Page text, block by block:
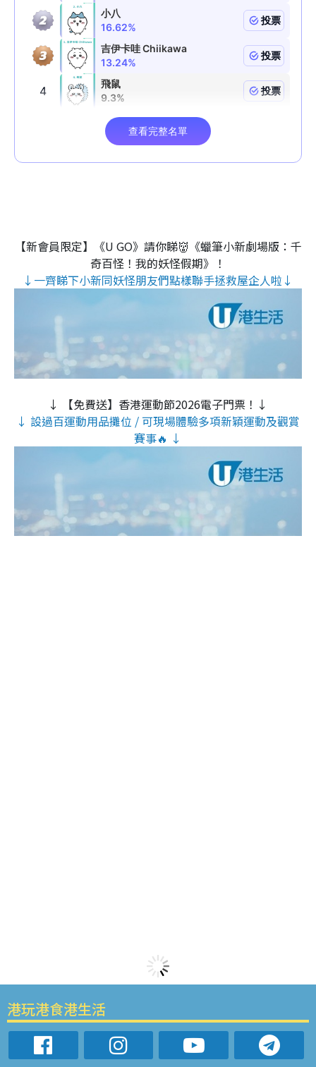
【新會員限定】《U GO》請你睇👹《蠟筆小新劇場版：千
奇百怪！我的妖怪假期》！
↓一齊睇下小新同妖怪朋友們點樣聯手拯救屋企人啦↓
↓ 【免費送】香港運動節2026電子門票！↓
↓ 設過百運動用品攤位 / 可現場體驗多項新穎運動及觀賞
賽事🔥 ↓
港玩港食港生活